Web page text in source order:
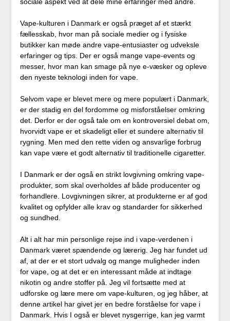
Vape-kulturen i Danmark er også præget af et stærkt
fællesskab, hvor man på sociale medier og i fysiske
butikker kan møde andre vape-entusiaster og udveksle
erfaringer og tips. Der er også mange vape-events og
messer, hvor man kan smage på nye e-væsker og opleve
den nyeste teknologi inden for vape.
Selvom vape er blevet mere og mere populært i Danmark,
er der stadig en del fordomme og misforståelser omkring
det. Derfor er der også tale om en kontroversiel debat om,
hvorvidt vape er et skadeligt eller et sundere alternativ til
rygning. Men med den rette viden og ansvarlige forbrug
kan vape være et godt alternativ til traditionelle cigaretter.
I Danmark er der også en strikt lovgivning omkring vape-
produkter, som skal overholdes af både producenter og
forhandlere. Lovgivningen sikrer, at produkterne er af god
kvalitet og opfylder alle krav og standarder for sikkerhed
og sundhed.
Alt i alt har min personlige rejse ind i vape-verdenen i
Danmark været spændende og lærerig. Jeg har fundet ud
af, at der er et stort udvalg og mange muligheder inden
for vape, og at det er en interessant måde at indtage
nikotin og andre stoffer på. Jeg vil fortsætte med at
udforske og lære mere om vape-kulturen, og jeg håber, at
denne artikel har givet jer en bedre forståelse for vape i
Danmark. Hvis I også er blevet nysgerrige, kan jeg varmt